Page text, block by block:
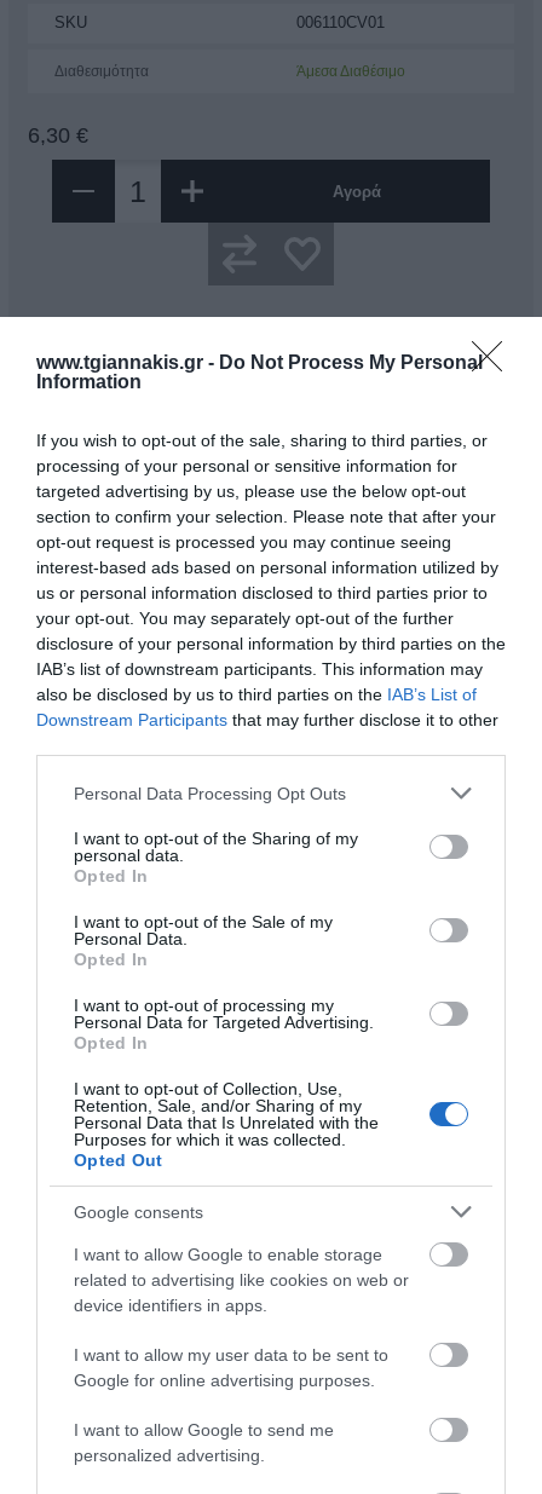
www.tgiannakis.gr - Do Not Process My Personal
Information
If you wish to opt-out of the sale, sharing to third parties, or
processing of your personal or sensitive information for
targeted advertising by us, please use the below opt-out
section to confirm your selection. Please note that after your
opt-out request is processed you may continue seeing
interest-based ads based on personal information utilized by
us or personal information disclosed to third parties prior to
your opt-out. You may separately opt-out of the further
disclosure of your personal information by third parties on the
IAB’s list of downstream participants. This information may
also be disclosed by us to third parties on the IAB’s List of
Downstream Participants that may further disclose it to other
Please note that this website/app uses one or more Google
not limited to your visit or usage behaviour. You may click to
grant or deny consent to Google and its third-party tags to
use your data for below specified purposes in below Google
consent section.
Personal Data Processing Opt Outs
I want to opt-out of the Sharing of my
personal data.
Opted In
I want to opt-out of the Sale of my
Personal Data.
Opted In
I want to opt-out of processing my
Personal Data for Targeted Advertising.
Opted In
I want to opt-out of Collection, Use,
Retention, Sale, and/or Sharing of my
Personal Data that Is Unrelated with the
Purposes for which it was collected.
Opted Out
Google consents
I want to allow Google to enable storage
related to advertising like cookies on web or
device identifiers in apps.
I want to allow my user data to be sent to
Google for online advertising purposes.
I want to allow Google to send me
personalized advertising.
SKU 006110CV01
Διαθεσιμότητα Άμεσα Διαθέσιμο
6,30 €
Αγορά
Χαρακτηριστικά
Κλιπ ColorCode για προσωπική αναγνώριση
Για όλα τα εργαλεία με το knipextend
Επεκτείνει οποιαδήποτε πένσα με άνετες λαβές
2x κλιπ το καθένα σε 5 χρώματα: μπλε, γκρι, κόκκινο, κίτρινο,
ροζ
Διαστάσεις:9*8 mm
Knipex
Με βάση την επιλογή
σας, ενδέχεται να
ενδιαφέρει τα ακόλουθα
στοιχεία: